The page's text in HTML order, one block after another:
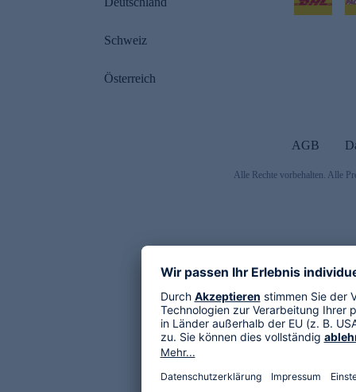
Schweiz
Österreich
AGB
Alle Rechte vorbehalten. Alle